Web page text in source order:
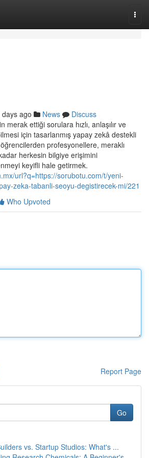
ago News
Discuss
ettiği sorulara hızlı, anlaşılır ve
için tasarlanmış yapay zekâ destekli
profesyonellere, meraklı
herkesin bilgiye erişimini
keyifli hale getirmek.
url?q=https://sorubotu.com/t/yeni-
zeka-tabanli-seoyu-degistirecek-mi/221
Who Upvoted
Report Page
Go
vs. Startup Studios: What's ...